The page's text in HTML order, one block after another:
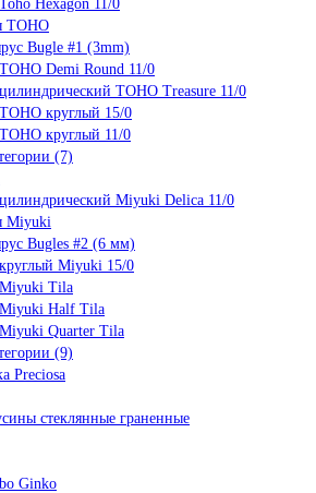
Hexagon 11/0
TOHO
Bugle #1 (3mm)
Demi Round 11/0
TOHO Treasure 11/0
круглый 15/0
круглый 11/0
(7)
Miyuki Delica 11/0
Miyuki
Bugles #2 (6 мм)
Miyuki 15/0
Tila
Half Tila
Quarter Tila
(9)
Preciosa
стеклянные граненные
Ginko